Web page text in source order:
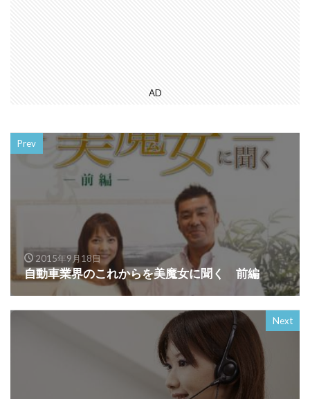
AD
Prev
2015年9月18日
自動車業界のこれからを美魔女に聞く 前編
Next